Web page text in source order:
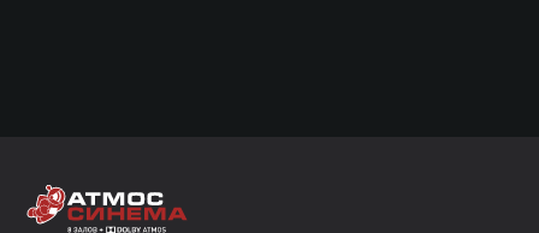
отключить cookies в настройках
сайта.